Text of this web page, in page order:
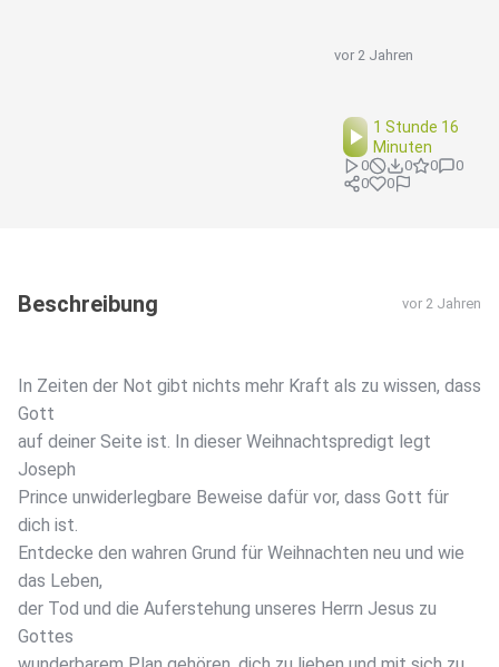
vor 2 Jahren
1 Stunde 16
Minuten
0 0 0
0
0
0
Beschreibung vor 2 Jahren
In Zeiten der Not gibt nichts mehr Kraft als zu wissen, dass
Gott
auf deiner Seite ist. In dieser Weihnachtspredigt legt
Joseph
Prince unwiderlegbare Beweise dafür vor, dass Gott für
dich ist.
Entdecke den wahren Grund für Weihnachten neu und wie
das Leben,
der Tod und die Auferstehung unseres Herrn Jesus zu
Gottes